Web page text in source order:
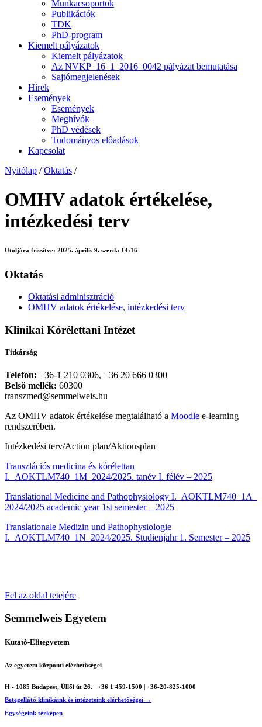
Munkacsoportok
Publikációk
TDK
PhD-program
Kiemelt pályázatok
Kiemelt pályázatok
Az NVKP_16_1_2016_0042 pályázat bemutatása
Sajtómegjelenések
Hírek
Események
Események
Meghívók
PhD védések
Tudományos előadások
Kapcsolat
Nyitólap / Oktatás /
OMHV adatok értékelése,
intézkedési terv
Utoljára frissítve: 2025. április 9. szerda 14:16
Oktatás
Oktatási adminisztráció
OMHV adatok értékelése, intézkedési terv
Klinikai Kórélettani Intézet
Titkárság
Telefon: +36-1 210 0306, +36 20 666 0300
Belső mellék: 60300
transzmed@semmelweis.hu
Az OMHV adatok értékelése megtalálható a Moodle e-learning
rendszerében.
Intézkedési terv/Action plan/Aktionsplan
Transzlációs medicina és kórélettan
I._AOKTLM740_1M_2024/2025. tanév I. félév – 2025
Translational Medicine and Pathophysiology I._AOKTLM740_1A_
2024/2025 academic year 1st semester– 2025
Translationale Medizin und Pathophysiologie
I._AOKTLM740_1N_2024/2025. Studienjahr 1. Semester– 2025
Fel az oldal tetejére
Semmelweis Egyetem
Kutató-Elitegyetem
Az egyetem központi elérhetőségei
H - 1085 Budapest, Üllői út 26.
+36 1 459-1500 | +36-20-825-1000
Betegellátó klinikáink és intézeteink elérhetőségei →
Egységeink térképen